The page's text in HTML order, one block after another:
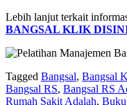
Lebih lanjut terkait
BANGSAL KLIK
Tagged Bangsal, Bangsal
Bangsal RS, Bangsal RS
Rumah Sakit Adalah, Buku